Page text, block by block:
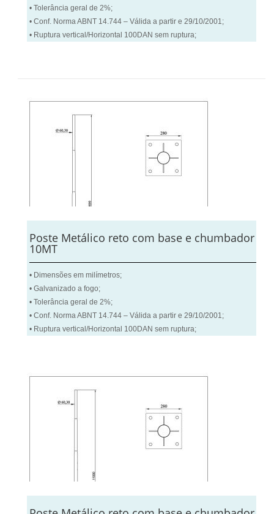
• Tolerância geral de 2%;
• Conf. Norma ABNT 14.744 – Válida a partir e 29/10/2001;
• Ruptura vertical/Horizontal 100DAN sem ruptura;
Poste Metálico reto com base e chumbador
10MT
• Dimensões em milímetros;
• Galvanizado a fogo;
• Tolerância geral de 2%;
• Conf. Norma ABNT 14.744 – Válida a partir e 29/10/2001;
• Ruptura vertical/Horizontal 100DAN sem ruptura;